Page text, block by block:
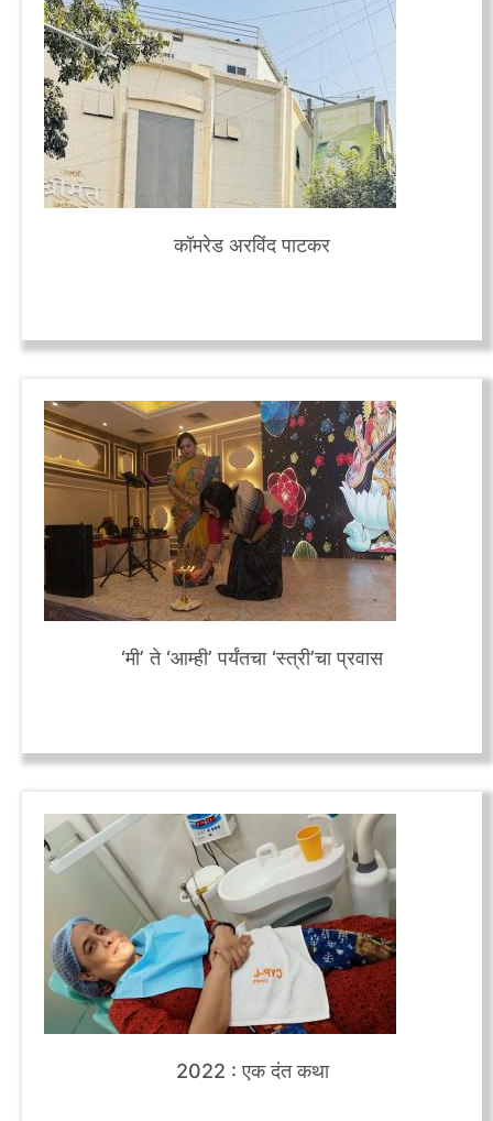
कॉमरेड अरविंद पाटकर
‘मी’ ते ‘आम्ही’ पर्यंतचा ‘स्त्री’चा प्रवास
2022 : एक दंत कथा